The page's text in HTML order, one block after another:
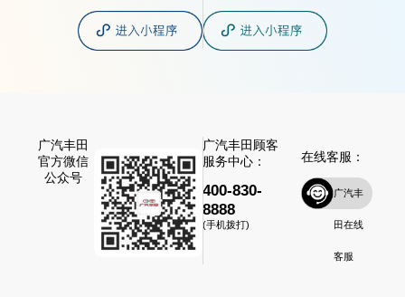
广汽丰田
官方微信
公众号
广汽丰田顾客
服务中心：
400-830-
8888
(手机拨打)
在线客服：
广汽丰
田在线
客服